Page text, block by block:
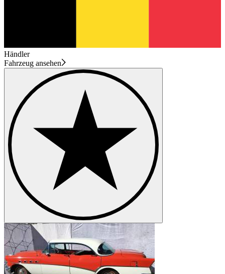
Händler
Fahrzeug ansehen